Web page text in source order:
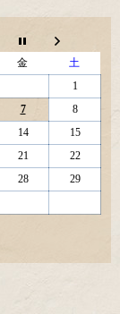
金
土
1
7
8
14
15
21
22
28
29